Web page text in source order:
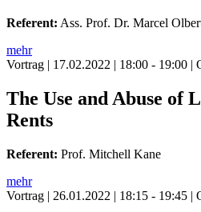
Referent: Ass. Prof. Dr. Marcel
mehr
Vortrag | 17.02.2022 | 18:00 - 19:00
The Use and Abuse of
Rents
Referent: Prof. Mitchell Kane
mehr
Vortrag | 26.01.2022 | 18:15 - 19:45